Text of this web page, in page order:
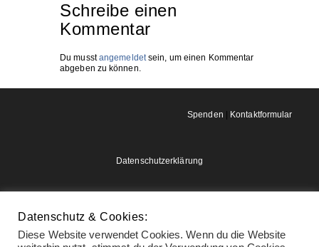
Schreibe einen
Kommentar
Du musstangemeldetsein, um einen Kommentar
abgeben zu können.
Spenden Kontaktformular
Datenschutzerklärung
Datenschutz & Cookies:
Diese Website verwendet Cookies. Wenn du die Website